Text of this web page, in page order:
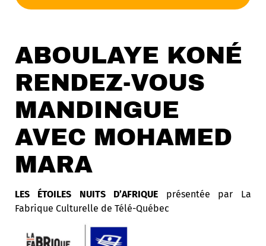
ABOULAYE KONÉ
RENDEZ-VOUS
MANDINGUE
AVEC MOHAMED
MARA
LES ÉTOILES NUITS D’AFRIQUE présentée par La
Fabrique Culturelle de Télé-Québec